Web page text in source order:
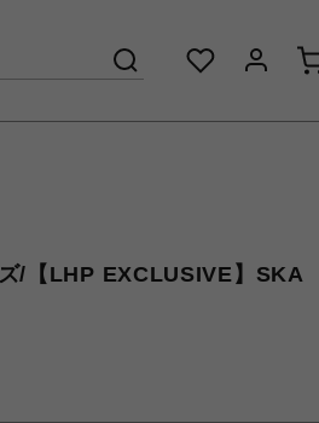
/【LHP EXCLUSIVE】SKA